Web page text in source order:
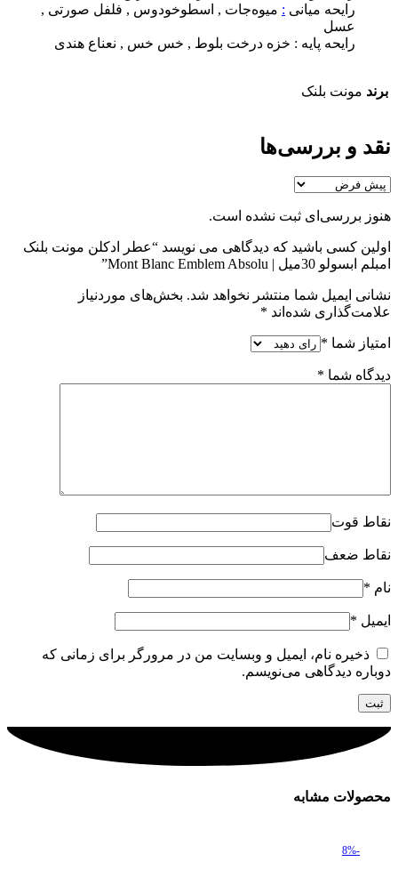
رایحه میانی : میوه‌جات , اسطوخودوس , فلفل صورتی ,
عسل
رایحه پایه : خزه درخت بلوط , خس خس , نعناع هندی
برند مونت بلنک
نقد و بررسی‌ها
هنوز بررسی‌ای ثبت نشده است.
اولین کسی باشید که دیدگاهی می نویسد “عطر ادکلن مونت بلنک
امبلم ابسولو 30میل | Mont Blanc Emblem Absolu”
نشانی ایمیل شما منتشر نخواهد شد. بخش‌های موردنیاز
علامت‌گذاری شده‌اند *
امتیاز شما *
دیدگاه شما *
نقاط قوت
نقاط ضعف
نام *
ایمیل *
ذخیره نام، ایمیل و وبسایت من در مرورگر برای زمانی که
دوباره دیدگاهی می‌نویسم.
محصولات مشابه
-8%